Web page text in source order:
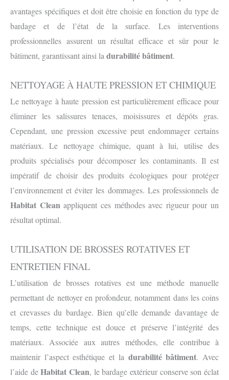
avantages spécifiques et doit être choisie en fonction du type de
bardage et de l’état de la surface. Les interventions
professionnelles assurent un résultat efficace et sûr pour le
bâtiment, garantissant ainsi ladurabilité bâtiment.
NETTOYAGE À HAUTE PRESSION ET CHIMIQUE
Le nettoyage à haute pression est particulièrement efficace pour
éliminer les salissures tenaces, moisissures et dépôts gras.
Cependant, une pression excessive peut endommager certains
matériaux. Le nettoyage chimique, quant à lui, utilise des
produits spécialisés pour décomposer les contaminants. Il est
impératif de choisir des produits écologiques pour protéger
l’environnement et éviter les dommages. Les professionnels de
Habitat Clean appliquent ces méthodes avec rigueur pour un
résultat optimal.
UTILISATION DE BROSSES ROTATIVES ET
ENTRETIEN FINAL
L’utilisation de brosses rotatives est une méthode manuelle
permettant de nettoyer en profondeur, notamment dans les coins
et crevasses du bardage. Bien qu’elle demande davantage de
temps, cette technique est douce et préserve l’intégrité des
matériaux. Associée aux autres méthodes, elle contribue à
maintenir l’aspect esthétique et la durabilité bâtiment. Avec
l’aide deHabitat Clean, le bardage extérieur conserve son éclat